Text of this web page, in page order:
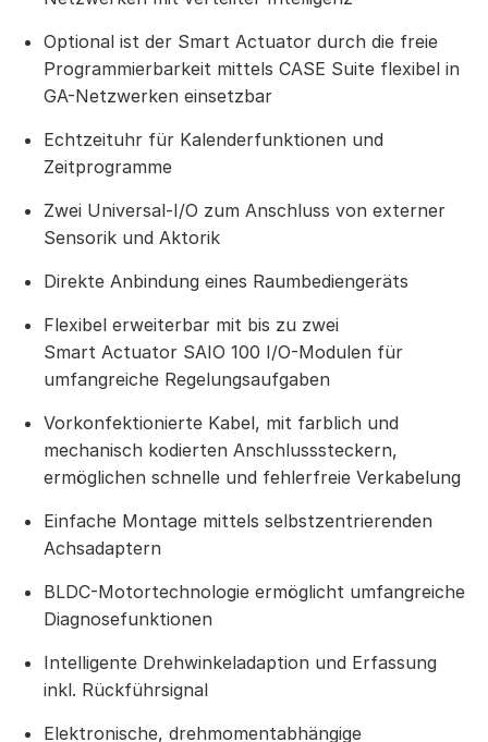
Optional ist der Smart Actuator durch die freie
Programmierbarkeit mittels CASE Suite flexibel in
GA-Netzwerken einsetzbar
Echtzeituhr für Kalenderfunktionen und
Zeitprogramme
Zwei Universal-I/O zum Anschluss von externer
Sensorik und Aktorik
Direkte Anbindung eines Raumbediengeräts
Flexibel erweiterbar mit bis zu zwei
Smart Actuator SAIO 100 I/O-Modulen für
umfangreiche Regelungsaufgaben
Vorkonfektionierte Kabel, mit farblich und
mechanisch kodierten Anschlusssteckern,
ermöglichen schnelle und fehlerfreie Verkabelung
Einfache Montage mittels selbstzentrierenden
Achsadaptern
BLDC-Motortechnologie ermöglicht umfangreiche
Diagnosefunktionen
Intelligente Drehwinkeladaption und Erfassung
inkl. Rückführsignal
Elektronische, drehmomentabhängige